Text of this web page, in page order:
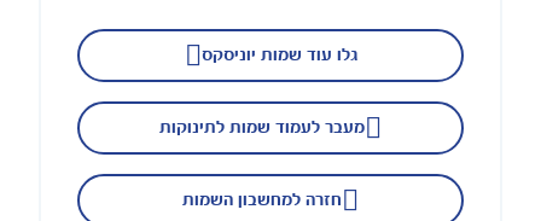
מעבר לעמוד שמות לתינוקות
חזרה למחשבון השמות
גלו עוד שמות יוניסקס